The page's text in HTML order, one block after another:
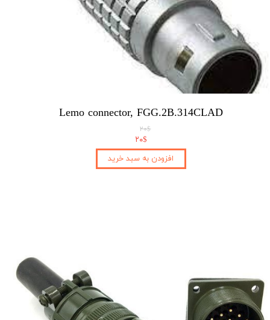
Lemo connector, FGG.2B.314CLAD
۲۰$
۲۰$
افزودن به سبد خرید